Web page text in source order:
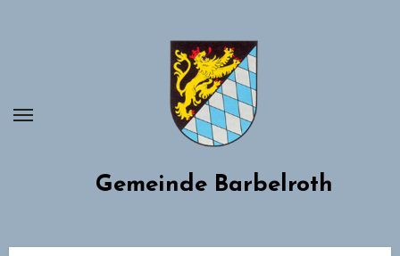
Gemeinde Barbelroth